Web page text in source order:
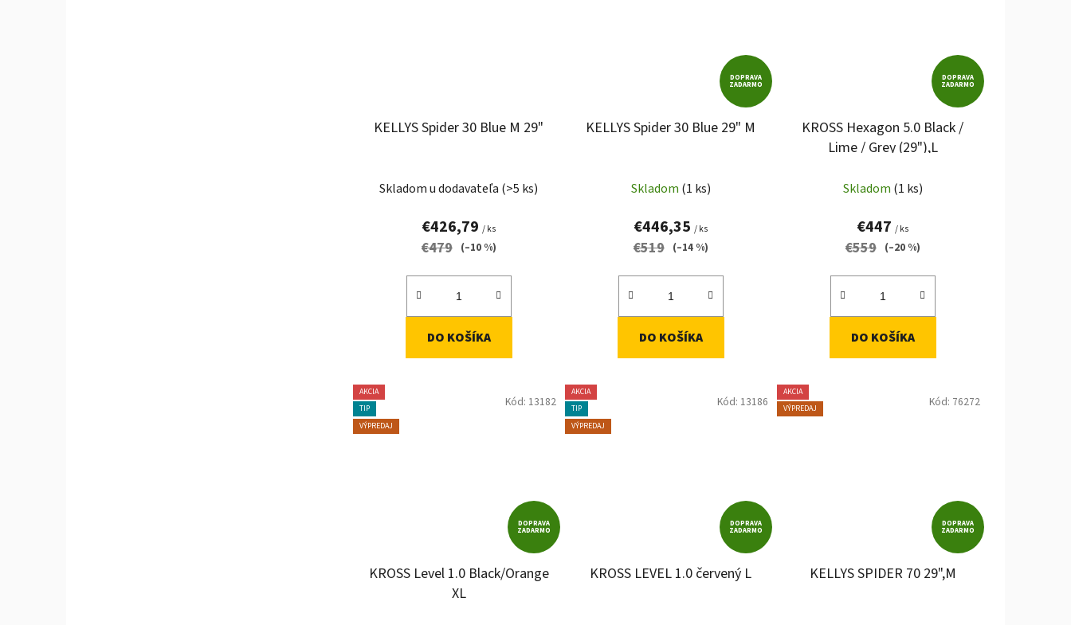
KELLYS Spider 30 Blue M 29"
Skladom u dodavateľa (>5 ks)
€426,79 / ks
€479 (–10 %)
DO KOŠÍKA
DOPRAVA
ZADARMO
KELLYS Spider 30 Blue 29" M
Skladom (1 ks)
€446,35 / ks
€519 (–14 %)
DO KOŠÍKA
DOPRAVA
ZADARMO
KROSS Hexagon 5.0 Black /
Lime / Grey (29"),L
Skladom (1 ks)
€447 / ks
€559 (–20 %)
DO KOŠÍKA
AKCIA
TIP
VÝPREDAJ
DOPRAVA
ZADARMO
KROSS Level 1.0 Black/Orange
XL
Kód: 13182
AKCIA
TIP
VÝPREDAJ
DOPRAVA
ZADARMO
KROSS LEVEL 1.0 červený L
Kód: 13186
AKCIA
VÝPREDAJ
DOPRAVA
ZADARMO
KELLYS SPIDER 70 29",M
Kód: 76272